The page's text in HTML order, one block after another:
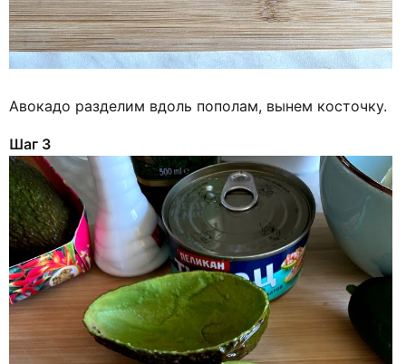
Авокадо разделим вдоль пополам, вынем косточку.
Шаг 3